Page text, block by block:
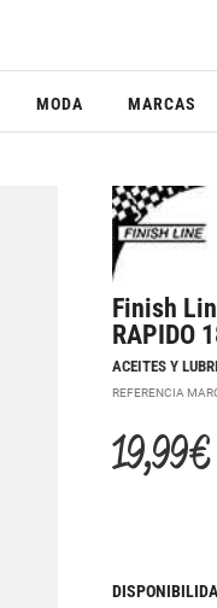
MODA MARCAS
Finish
RAPIDO
ACEITES Y
REFERENCIA
19,99 €